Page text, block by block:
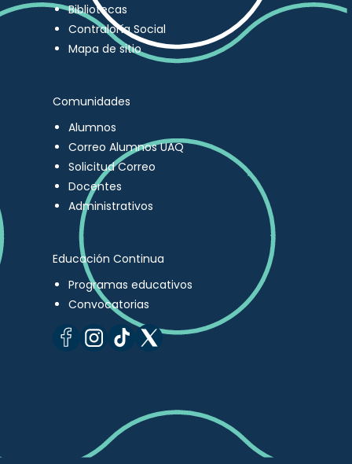
Bibliotecas
Contraloría Social
Mapa de sitio
Comunidades
Alumnos
Correo Alumnos UAQ
Solicitud Correo
Docentes
Administrativos
Educación Continua
Programas educativos
Convocatorias